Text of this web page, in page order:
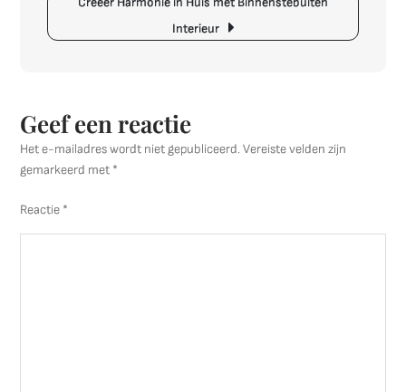
Interieur
Geef een reactie
Het e-mailadres wordt niet gepubliceerd. Vereiste velden zijn
gemarkeerd met *
Reactie *